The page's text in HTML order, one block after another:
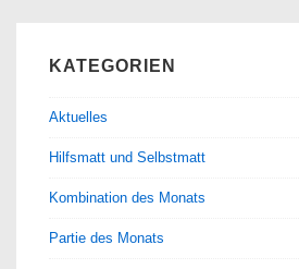
KATEGORIEN
Aktuelles
Hilfsmatt und Selbstmatt
Kombination des Monats
Partie des Monats